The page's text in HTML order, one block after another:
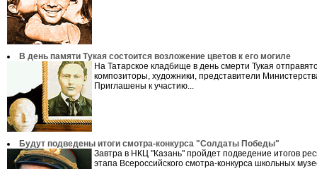
В день памяти Тукая состоится возложение цветов к его могиле
На Татарское кладбище в день смерти Тукая
композиторы, художники, представители
Приглашены к участию...
Будут подведены итоги смотра-конкурса "Солдаты Победы"
Завтра в НКЦ "Казань" пройдет подведение итогов
этапа Всероссийского смотра-конкурса школьных